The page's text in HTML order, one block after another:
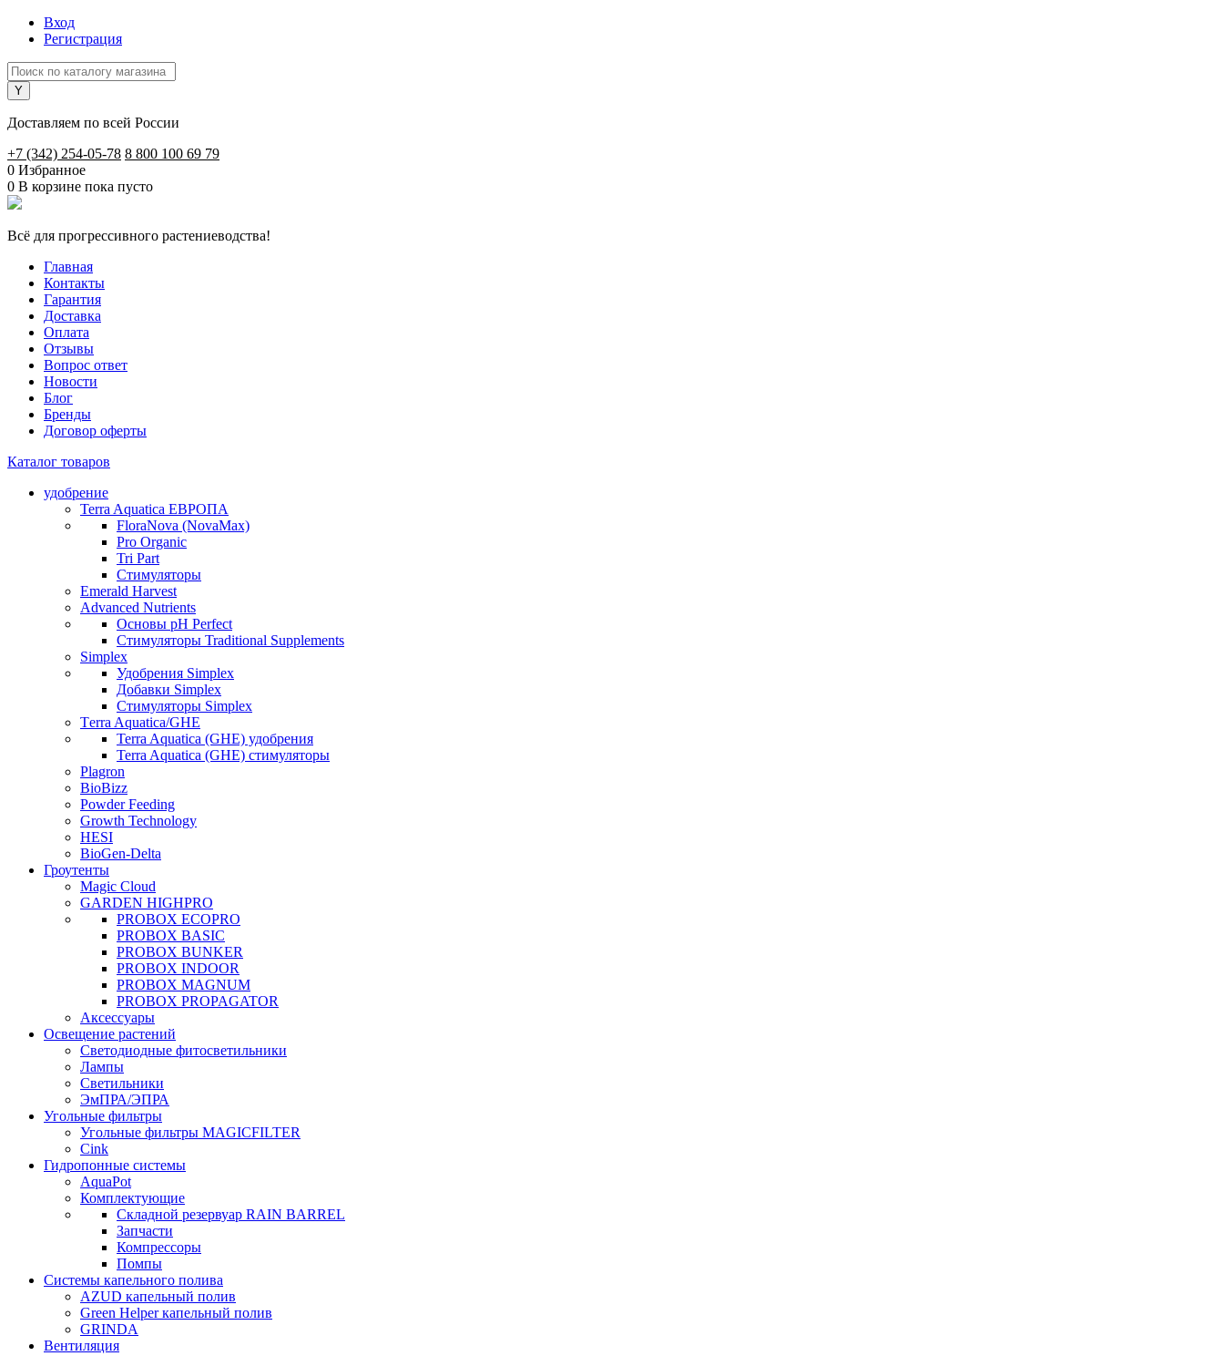
Вход
Регистрация
Доставляем по всей России
+7 (342) 254-05-78 8 800 100 69 79
0 Избранное
0 В корзине пока пусто
Всё для прогрессивного растениеводства!
Главная
Контакты
Гарантия
Доставка
Оплата
Отзывы
Вопрос ответ
Новости
Блог
Бренды
Договор оферты
Каталог товаров
удобрение
Terra Aquatica ЕВРОПА
FloraNova (NovaMax)
Pro Organic
Tri Part
Стимуляторы
Emerald Harvest
Advanced Nutrients
Основы pH Perfect
Стимуляторы Traditional Supplements
Simplex
Удобрения Simplex
Добавки Simplex
Стимуляторы Simplex
Тerra Aquatica/GHE
Terra Aquatica (GHE) удобрения
Terra Aquatica (GHE) стимуляторы
Plagron
BioBizz
Powder Feeding
Growth Technology
HESI
BioGen-Delta
Гроутенты
Magic Cloud
GARDEN HIGHPRO
PROBOX ECOPRO
PROBOX BASIC
PROBOX BUNKER
PROBOX INDOOR
PROBOX MAGNUM
PROBOX PROPAGATOR
Аксессуары
Освещение растений
Светодиодные фитосветильники
Лампы
Светильники
ЭмПРА/ЭПРА
Угольные фильтры
Угольные фильтры MAGICFILTER
Cink
Гидропонные системы
AquaPot
Комплектующие
Складной резервуар RAIN BARREL
Запчасти
Компрессоры
Помпы
Системы капельного полива
AZUD капельный полив
Green Helper капельный полив
GRINDA
Вентиляция